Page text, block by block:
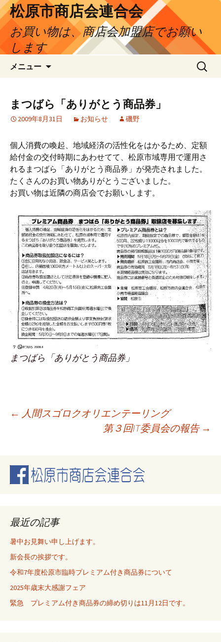
松原市商店会連合会
お買い物は、商店会加盟店でお願い
します
メニュー
ツ
へ
キ
ッ
プ
検
索:
まつばら「ありがとう商品券」
2009年8月31日 お知らせ 磯野
個人消費の喚起、地域経済の活性化をはかるため、定額
給付金の交付時期にあわせてて、松原市域専用で運用さ
れるまつばら「ありがとう商品券」が発売されました。
たくさんのお買い物ありがとうございました。
お買い物は近隣の商店会でお願いします。
まつばら「ありがとう商品券」
投
ナ
ビ
ゲ
ー
シ
← 人間スゴロクオリエンテーリング
第３回IT委員会の報告 →
最近の記事
暑中お見舞い申し上げます。
新会長の挨拶です。
令和7年度松原市臨時プレミアム付き商品券について
2025年歳末大感謝フェア
緊急 プレミアム付き商品券の締め切りは11月12日です。